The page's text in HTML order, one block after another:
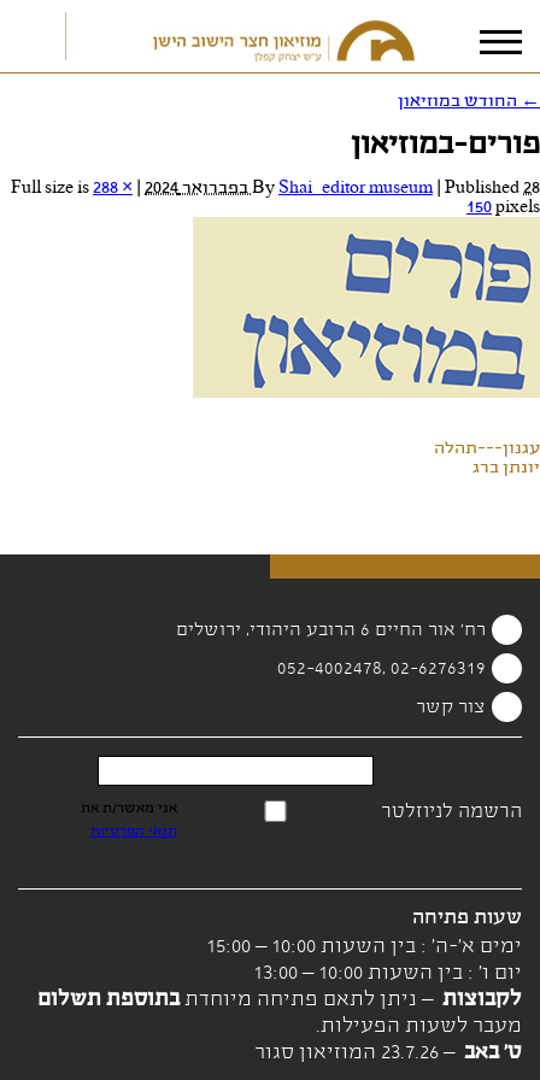
אני מאשר/ת אתתנאי הפרטיות
← החודש במוזיאון
פורים-במוזיאון
By Shai_editor museum Published28 בפברואר 2024
288 ×
150pixels
עגנון---תהלה
יונתן ברג
רח' אור החיים 6 הרובע היהודי, ירושלים
02-6276319 ,052-4002478
צור קשר
הרשמה לניוזלטר
אני מאשר/ת את
תנאי הפרטיות
שעות פתיחה
ימים א'-ה' : בין השעות 10:00 – 15:00
יום ו' : בין השעות 10:00 – 13:00
לקבוצות – ניתן לתאם פתיחה מיוחדתבתוספת תשלום
מעבר לשעות הפעילות.
ט' באב– 23.7.26 המוזיאון סגור